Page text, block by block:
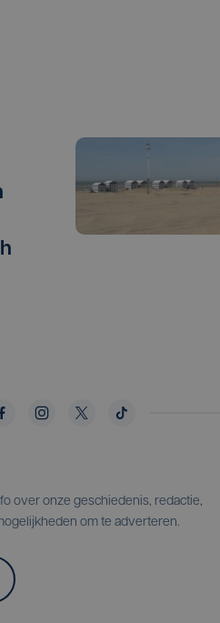
over onze geschiedenis, redactie,
om te adverteren.